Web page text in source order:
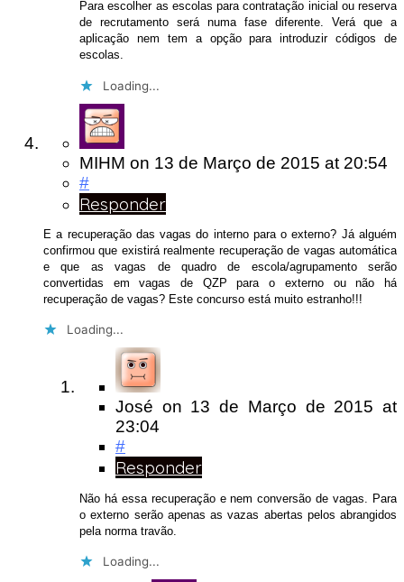
Para escolher as escolas para contratação inicial ou reserva
de recrutamento será numa fase diferente. Verá que a
aplicação nem tem a opção para introduzir códigos de
escolas.
Loading...
MIHM on 13 de Março de 2015 at 20:54
#
Responder
E a recuperação das vagas do interno para o externo? Já alguém
confirmou que existirá realmente recuperação de vagas automática
e que as vagas de quadro de escola/agrupamento serão
convertidas em vagas de QZP para o externo ou não há
recuperação de vagas? Este concurso está muito estranho!!!
Loading...
José on 13 de Março de 2015at
23:04
#
Responder
Não há essa recuperação e nem conversão de vagas. Para
o externo serão apenas as vazas abertas pelos abrangidos
pela norma travão.
Loading...